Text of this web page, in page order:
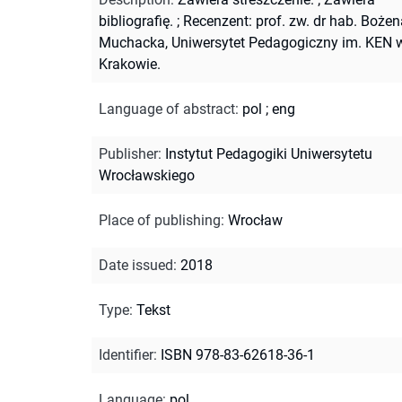
bibliografię. ; Recenzent: prof. zw. dr hab.
Muchacka, Uniwersytet Pedagogiczny im. KEN
Krakowie.
Language of abstract: pol ; eng
Publisher: Instytut Pedagogiki Uniwersytetu
Wrocławskiego
Place of publishing: Wrocław
Date issued: 2018
Type: Tekst
Identifier: ISBN 978-83-62618-36-1